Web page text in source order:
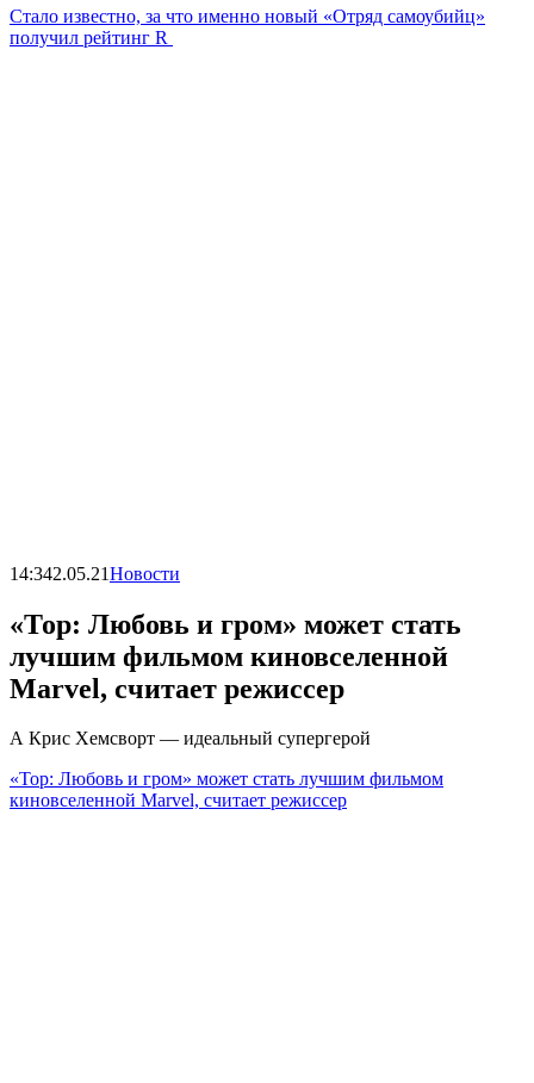
Стало известно, за что именно новый «Отряд самоубийц»
получил рейтинг R
14:342.05.21Новости
«Тор: Любовь и гром» может стать
лучшим фильмом киновселенной
Marvel, считает режиссер
А Крис Хемсворт — идеальный супергерой
«Тор: Любовь и гром» может стать лучшим фильмом
киновселенной Marvel, считает режиссер